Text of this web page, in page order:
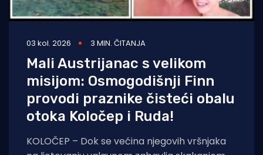
03 kol. 2026 3 MIN. ČITANJA
Mali Austrijanac s velikom
misijom: Osmogodišnji Finn
provodi praznike čisteći obalu
otoka Koločep i Ruda!
KOLOČEP – Dok se većina njegovih vršnjaka